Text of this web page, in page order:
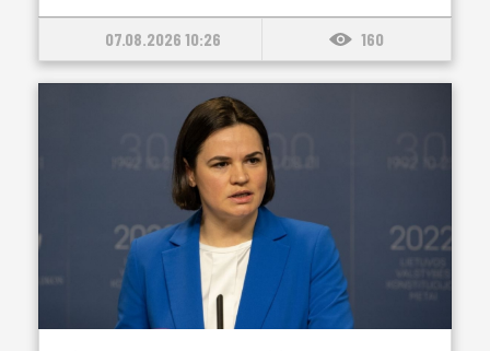
07.08.2026 10:26 160